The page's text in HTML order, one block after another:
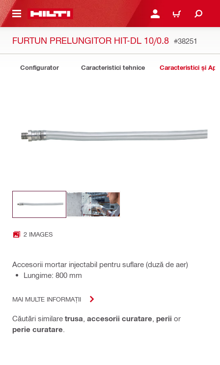
CONTENT CONECTARE SAU
COȘ
FURTUN PRELUNGITOR HIT-DL 10/0.8 #38251
Configurator Caracteristici tehnice Caracteristici și
2 IMAGES
Accesorii mortar injectabil pentru suflare (duză de aer)
Lungime: 800 mm
MAI MULTE INFORMAȚII
Căutări similare trusa accesorii curatare perii or
perie curatare